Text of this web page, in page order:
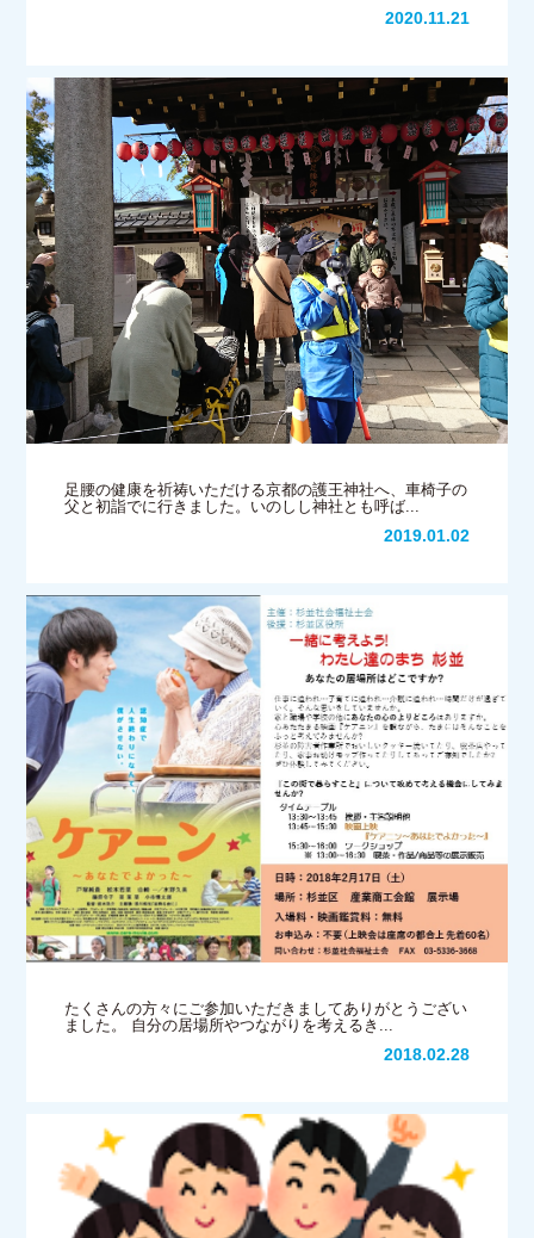
2020.11.21
足腰の健康を祈祷いただける京都の護王神社へ、車椅子の
父と初詣でに行きました。いのしし神社とも呼ば...
2019.01.02
たくさんの方々にご参加いただきましてありがとうござい
ました。 自分の居場所やつながりを考えるき...
2018.02.28